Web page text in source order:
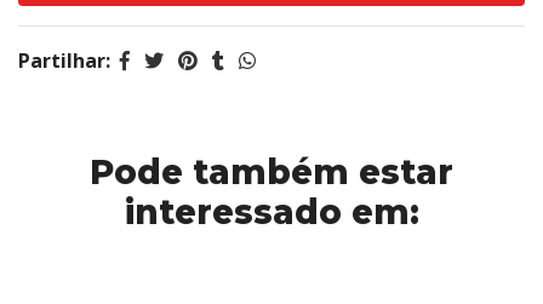
Partilhar:
Pode também estar
interessado em: